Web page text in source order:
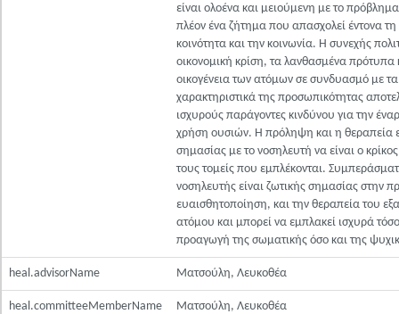
είναι ολοένα και μειούμενη με το πρόβλημα
πλέον ένα ζήτημα που απασχολεί έντονα τη
κοινότητα και την κοινωνία. Η συνεχής
οικονομική κρίση, τα λανθασμένα πρότυπα
οικογένεια των ατόμων σε συνδυασμό με τα
χαρακτηριστικά της προσωπικότητας
ισχυρούς παράγοντες κινδύνου για την
χρήση ουσιών. Η πρόληψη και η θεραπεία
σημασίας με το νοσηλευτή να είναι ο
τους τομείς που εμπλέκονται.
νοσηλευτής είναι ζωτικής σημασίας στην
ευαισθητοποίηση, και την θεραπεία του
ατόμου και μπορεί να εμπλακεί ισχυρά
προαγωγή της σωματικής όσο και της
heal.advisorName Ματσούλη, Λευκοθέα
heal.committeeMemberName Ματσούλη, Λευκοθέα